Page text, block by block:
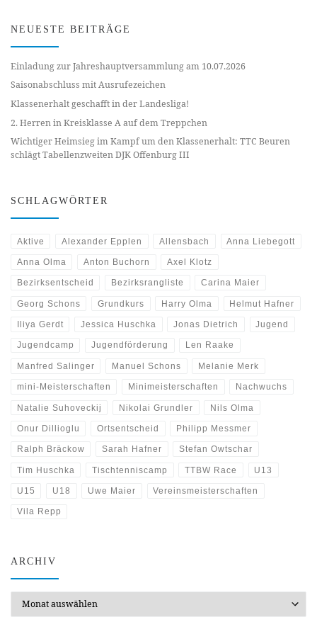
NEUESTE BEITRÄGE
Einladung zur Jahreshauptversammlung am 10.07.2026
Saisonabschluss mit Ausrufezeichen
Klassenerhalt geschafft in der Landesliga!
2. Herren in Kreisklasse A auf dem Treppchen
Wichtiger Heimsieg im Kampf um den Klassenerhalt: TTC Beuren
schlägt Tabellenzweiten DJK Offenburg III
SCHLAGWÖRTER
Aktive Alexander Epplen Allensbach Anna Liebegott
Anna Olma Anton Buchorn Axel Klotz
Bezirksentscheid Bezirksrangliste Carina Maier
Georg Schons Grundkurs Harry Olma Helmut Hafner
Iliya Gerdt Jessica Huschka Jonas Dietrich Jugend
Jugendcamp Jugendförderung Len Raake
Manfred Salinger Manuel Schons Melanie Merk
mini-Meisterschaften Minimeisterschaften Nachwuchs
Natalie Suhoveckij Nikolai Grundler Nils Olma
Onur Dillioglu Ortsentscheid Philipp Messmer
Ralph Bräckow Sarah Hafner Stefan Owtschar
Tim Huschka Tischtenniscamp TTBW Race U13
U15 U18 Uwe Maier Vereinsmeisterschaften
Vila Repp
ARCHIV